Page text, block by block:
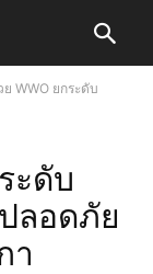
WWO ยกระดับ
ะดับ
ลอดภัย
า